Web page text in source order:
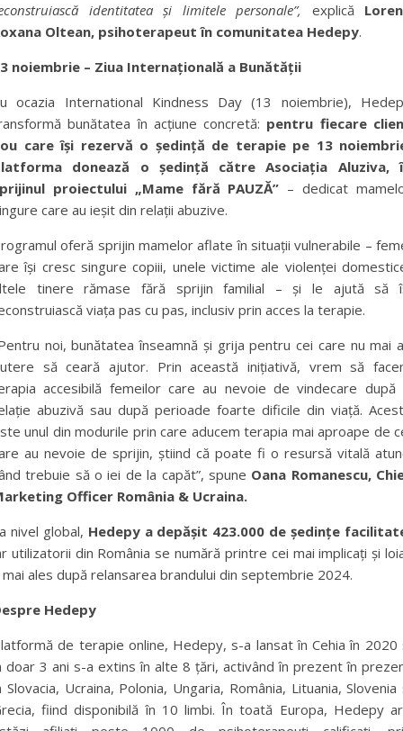
identitatea și limitele personale”, explică
Oltean, psihoterapeut în comunitatea Hedepy.
noiembrie – Ziua Internațională a Bunătății
ocazia International Kindness Day (13 noiembrie),
bunătatea în acțiune concretă: pentru fiecare
care își rezervă o ședință de terapie pe 13
donează o ședință către Asociația Aluziva,
proiectului „Mame fără PAUZĂ” – dedicat
care au ieșit din relații abuzive.
oferă sprijin mamelor aflate în situații vulnerabile –
își cresc singure copiii, unele victime ale violenței
tinere rămase fără sprijin familial – și le ajută să
viața pas cu pas, inclusiv prin acces la terapie.
noi, bunătatea înseamnă și grija pentru cei care nu mai
să ceară ajutor. Prin această inițiativă, vrem să
accesibilă femeilor care au nevoie de vindecare după
abuzivă sau după perioade foarte dificile din viață.
unul din modurile prin care aducem terapia mai aproape de
au nevoie de sprijin, știind că poate fi o resursă vitală
trebuie să o iei de la capăt”, spune Oana Romanescu,
Officer România & Ucraina.
nivel global, Hedepy a depășit 423.000 de ședințe
utilizatorii din România se numără printre cei mai implicați și
mai ales după relansarea brandului din septembrie 2024.
Hedepy
de terapie online, Hedepy, s-a lansat în Cehia în 2020
doar 3 ani s-a extins în alte 8 țări, activând în prezent în
Slovacia, Ucraina, Polonia, Ungaria, România, Lituania, Slovenia
fiind disponibilă în 10 limbi. În toată Europa, Hedepy